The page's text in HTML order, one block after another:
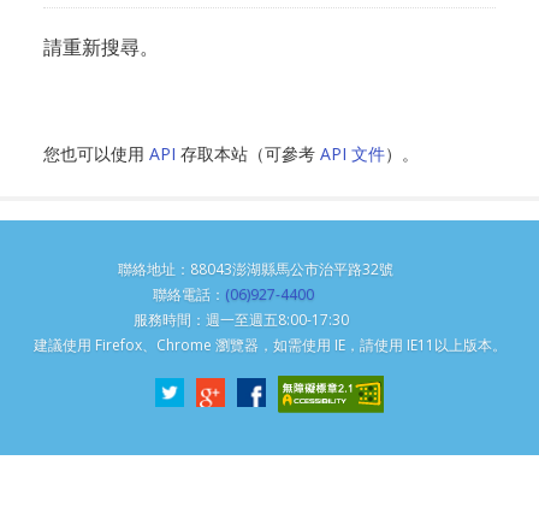
請重新搜尋。
您也可以使用 API 存取本站（可參考 API 文件）。
聯絡地址：88043澎湖縣馬公市治平路32號
聯絡電話： (06)927-4400
服務時間：週一至週五8:00-17:30
建議使用 Firefox、Chrome 瀏覽器，如需使用 IE，請使用 IE11以上版本。